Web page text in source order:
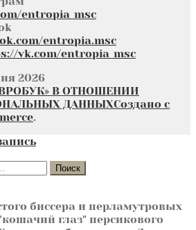
entropia_msc
entropia.msc
vk.com/entropia_msc
2026
В ОТНОШЕНИИ
ДАННЫХСоздано с
.
Поиск